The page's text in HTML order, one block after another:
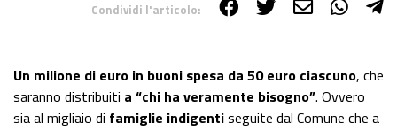
Condividi l'articolo:
Un milione di euro in buoni spesa da 50 euro ciascuno, che
saranno distribuiti a “chi ha veramente bisogno”. Ovvero
sia al migliaio di famiglie indigentiseguite dal Comune che a